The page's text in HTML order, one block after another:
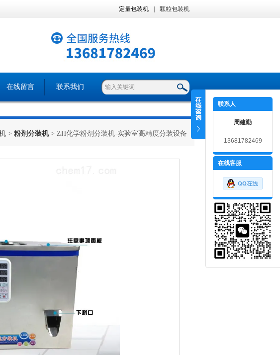
定量包装机 颗粒包装机
在线留言 联系我们
> 粉剂分装机> ZH化学粉剂分装机-实验室高精度分装设备
联系人
周建勤
13681782469
在线客服